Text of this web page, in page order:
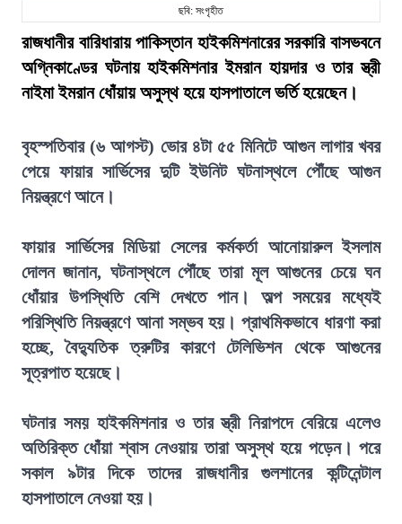
ছবি: সংগৃহীত
রাজধানীর বারিধারায় পাকিস্তান হাইকমিশনারের সরকারি বাসভবনে
অগ্নিকাণ্ডের ঘটনায় হাইকমিশনার ইমরান হায়দার ও তার স্ত্রী
নাইমা ইমরান ধোঁয়ায় অসুস্থ হয়ে হাসপাতালে ভর্তি হয়েছেন।
বৃহস্পতিবার (৬ আগস্ট) ভোর ৪টা ৫৫ মিনিটে আগুন লাগার খবর
পেয়ে ফায়ার সার্ভিসের দুটি ইউনিট ঘটনাস্থলে পৌঁছে আগুন
নিয়ন্ত্রণে আনে।
ফায়ার সার্ভিসের মিডিয়া সেলের কর্মকর্তা আনোয়ারুল ইসলাম
দোলন জানান, ঘটনাস্থলে পৌঁছে তারা মূল আগুনের চেয়ে ঘন
ধোঁয়ার উপস্থিতি বেশি দেখতে পান। অল্প সময়ের মধ্যেই
পরিস্থিতি নিয়ন্ত্রণে আনা সম্ভব হয়। প্রাথমিকভাবে ধারণা করা
হচ্ছে, বৈদ্যুতিক ত্রুটির কারণে টেলিভিশন থেকে আগুনের
সূত্রপাত হয়েছে।
ঘটনার সময় হাইকমিশনার ও তার স্ত্রী নিরাপদে বেরিয়ে এলেও
অতিরিক্ত ধোঁয়া শ্বাস নেওয়ায় তারা অসুস্থ হয়ে পড়েন। পরে
সকাল ৯টার দিকে তাদের রাজধানীর গুলশানের কন্টিনেন্টাল
হাসপাতালে নেওয়া হয়।